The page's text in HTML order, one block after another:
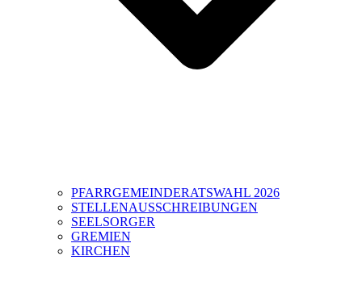
PFARRGEMEINDERATSWAHL 2026
STELLENAUSSCHREIBUNGEN
SEELSORGER
GREMIEN
KIRCHEN